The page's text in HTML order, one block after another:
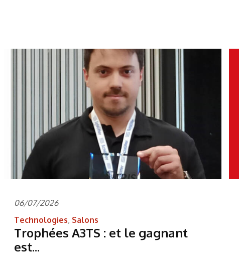
06/07/2026
Technologies, Salons
Trophées A3TS : et le gagnant
est...